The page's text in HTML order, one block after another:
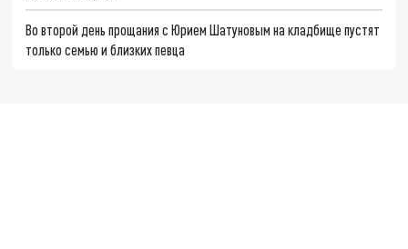
Во второй день прощания с Юрием Шатуновым на кладбище пустят
только семью и близких певца